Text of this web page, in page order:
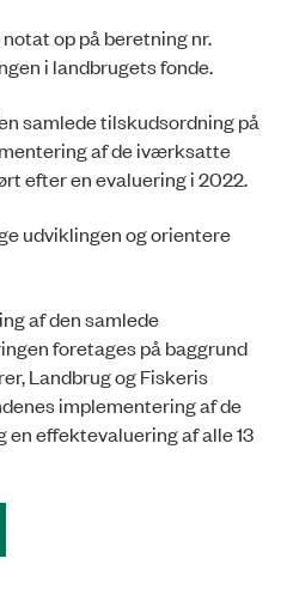
op på beretning nr.
i landbrugets fonde.
samlede tilskudsordning på
af de iværksatte
efter en evaluering i 2022.
udviklingen og orientere
af den samlede
foretages på baggrund
Landbrug og Fiskeris
implementering af de
effektevaluering af alle 13